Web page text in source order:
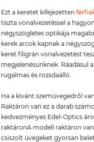
Ezt a keretet kifejezetten
tiszta vonalvezetéssel a
négyszögletes optikája
kerek arcok kapnak a
keret filigrán vonalvezetést
megjelenésünknek. Ráadásul
rugalmas és rozsdaálló.
Ha a kívánt szemüvegedről
Raktáron van ez a darab
kedvezményes Edel-Optics
raktáronA modell raktáron
csiszolt üvegeket gyorsan